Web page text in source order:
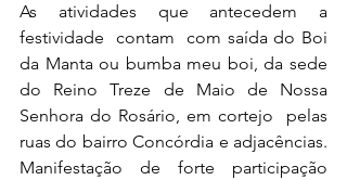
As atividades que antecedem a
festividade  contam  com saída do Boi
da Manta ou bumba meu boi, da sede
do Reino Treze de Maio de Nossa
Senhora do Rosário, em cortejo  pelas
ruas do bairro Concórdia e adjacências.
Manifestação de forte participação